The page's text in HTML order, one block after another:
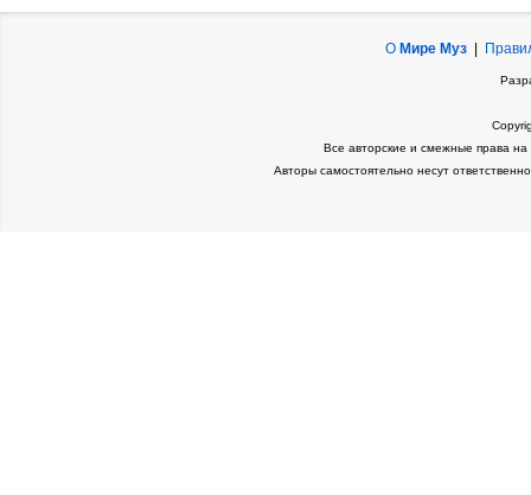
О Мире Муз|
Все авторские и смежные права
Авторы самостоятельно несут